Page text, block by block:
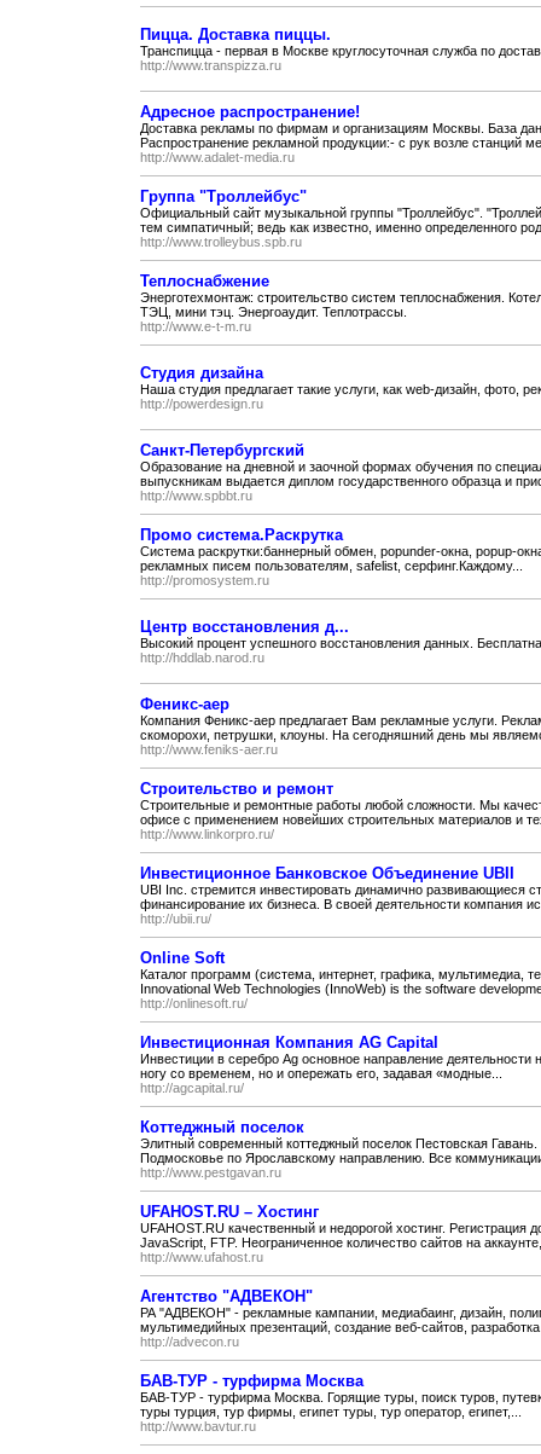
Пицца. Доставка пиццы.
Транспицца - первая в Москве круглосуточная служба по
http://www.transpizza.ru
Адресное распространение!
Доставка рекламы по фирмам и организациям Москвы. База
Распространение рекламной продукции:- с рук возле станций
http://www.adalet-media.ru
Группа "Троллейбус"
Официальный сайт музыкальной группы "Троллейбус".
тем симпатичный; ведь как известно, именно определенного
http://www.trolleybus.spb.ru
Теплоснабжение
Энерготехмонтаж: строительство систем теплоснабжения.
ТЭЦ, мини тэц. Энергоаудит. Теплотрассы.
http://www.e-t-m.ru
Студия дизайна
Наша студия предлагает такие услуги, как web-дизайн, фото,
http://powerdesign.ru
Санкт-Петербургский
Образование на дневной и заочной формах обучения по
выпускникам выдается диплом государственного образца и
http://www.spbbt.ru
Промо система.Раскрутка
Система раскрутки:баннерный обмен, popunder-окна, popup-
рекламных писем пользователям, safelist, серфинг.Каждому...
http://promosystem.ru
Центр восстановления д...
Высокий процент успешного восстановления данных.
http://hddlab.narod.ru
Феникс-аер
Компания Феникс-аер предлагает Вам рекламные услуги.
скоморохи, петрушки, клоуны. На сегодняшний день мы
http://www.feniks-aer.ru
Строительство и ремонт
Строительные и ремонтные работы любой сложности. Мы
офисе с применением новейших строительных материалов и
http://www.linkorpro.ru/
Инвестиционное Банковское Объединение UBII
UBI Inc. стремится инвестировать динамично развивающиеся
финансирование их бизнеса. В своей деятельности компания
http://ubii.ru/
Online Soft
Каталог программ (система, интернет, графика, мультимедиа,
Innovational Web Technologies (InnoWeb) is the software
http://onlinesoft.ru/
Инвестиционная Компания AG Capital
Инвестиции в серебро Ag основное направление
ногу со временем, но и опережать его, задавая «модные...
http://agcapital.ru/
Коттеджный поселок
Элитный современный коттеджный поселок Пестовская
Подмосковье по Ярославскому направлению. Все
http://www.pestgavan.ru
UFAHOST.RU – Хостинг
UFAHOST.RU качественный и недорогой хостинг.
JavaScript, FTP. Неограниченное количество сайтов на
http://www.ufahost.ru
Агентство "АДВЕКОН"
РА "АДВЕКОН" - рекламные кампании, медиабаинг, дизайн,
мультимедийных презентаций, создание веб-сайтов,
http://advecon.ru
БАВ-ТУР - турфирма Москва
БАВ-ТУР - турфирма Москва. Горящие туры, поиск туров,
туры турция, тур фирмы, египет туры, тур оператор, египет,...
http://www.bavtur.ru